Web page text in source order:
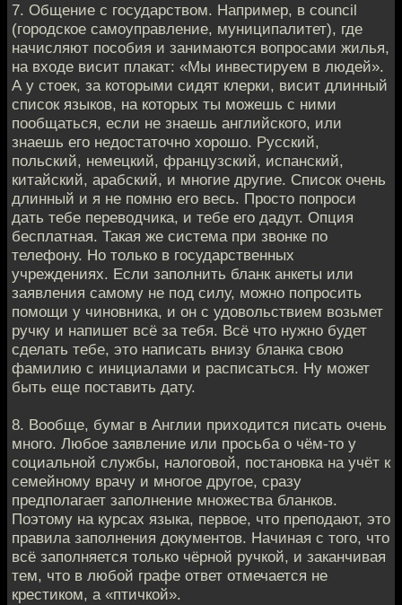
7. Общение с государством. Например, в council
(городское самоуправление, муниципалитет), где
начисляют пособия и занимаются вопросами жилья,
на входе висит плакат: «Мы инвестируем в людей».
А у стоек, за которыми сидят клерки, висит длинный
список языков, на которых ты можешь с ними
пообщаться, если не знаешь английского, или
знаешь его недостаточно хорошо. Русский,
польский, немецкий, французский, испанский,
китайский, арабский, и многие другие. Список очень
длинный и я не помню его весь. Просто попроси
дать тебе переводчика, и тебе его дадут. Опция
бесплатная. Такая же система при звонке по
телефону. Но только в государственных
учреждениях. Если заполнить бланк анкеты или
заявления самому не под силу, можно попросить
помощи у чиновника, и он с удовольствием возьмет
ручку и напишет всё за тебя. Всё что нужно будет
сделать тебе, это написать внизу бланка свою
фамилию с инициалами и расписаться. Ну может
быть еще поставить дату.
8. Вообще, бумаг в Англии приходится писать очень
много. Любое заявление или просьба о чём-то у
социальной службы, налоговой, постановка на учёт к
семейному врачу и многое другое, сразу
предполагает заполнение множества бланков.
Поэтому на курсах языка, первое, что преподают, это
правила заполнения документов. Начиная с того, что
всё заполняется только чёрной ручкой, и заканчивая
тем, что в любой графе ответ отмечается не
крестиком, а «птичкой».